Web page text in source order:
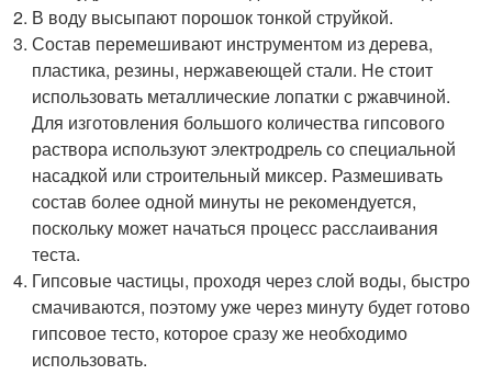
В воду высыпают порошок тонкой струйкой.
Состав перемешивают инструментом из дерева,
пластика, резины, нержавеющей стали. Не стоит
использовать металлические лопатки с ржавчиной.
Для изготовления большого количества гипсового
раствора используют электродрель со специальной
насадкой или строительный миксер. Размешивать
состав более одной минуты не рекомендуется,
поскольку может начаться процесс расслаивания
теста.
Гипсовые частицы, проходя через слой воды, быстро
смачиваются, поэтому уже через минуту будет готово
гипсовое тесто, которое сразу же необходимо
использовать.